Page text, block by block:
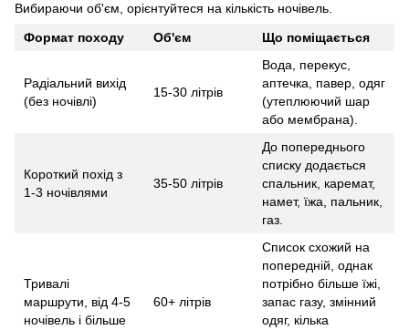
Вибираючи об'єм, орієнтуйтеся на кількість ночівель.
Формат походу
Об'єм Що поміщається
Радіальний вихід
(без ночівлі)
15-30 літрів
Вода, перекус,
аптечка, павер, одяг
(утеплюючий шар
або мембрана).
Короткий похід з
1-3 ночівлями
35-50 літрів
До попереднього
списку додається
спальник, каремат,
намет, їжа, пальник,
газ.
Тривалі
маршрути, від 4-5
ночівель і більше
60+ літрів
Список схожий на
попередній, однак
потрібно більше їжі,
запас газу, змінний
одяг, кілька